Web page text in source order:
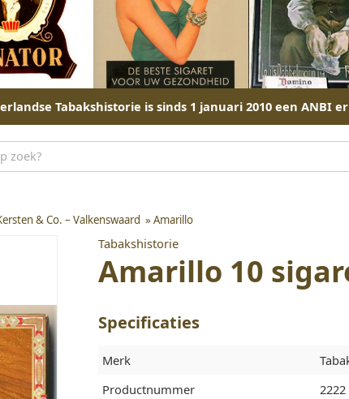
Tabakshistorie is sinds 1 januari 2010 een ANBI
& Co. – Valkenswaard » Amarillo
Tabakshistorie
Amarillo 10
Specificaties
Merk
Productnummer
2222